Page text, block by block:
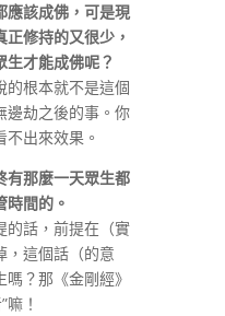
應該成佛，可是現
修持的又很少，
生才能成佛呢？
根本就不是這個
邊劫之後的事。你
出來效果。
有那麼一天眾生都
時間的。
話，前提在（實
，這個話（的意
？那《金剛經》
！